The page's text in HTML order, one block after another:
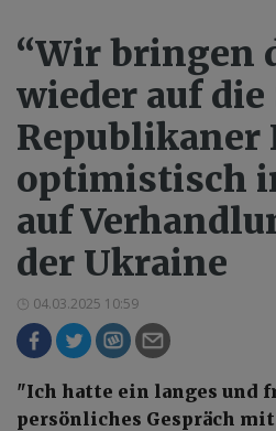
“Wir bringen
wieder auf die
optimistisch
auf
der Ukraine
04.03.2025 10:59
"Ich hatte ein langes und
persönliches Gespräch